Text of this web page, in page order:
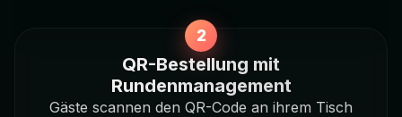
QR-Bestellung mit
Rundenmanagement
Gäste scannen den QR-Code an ihrem Tisch